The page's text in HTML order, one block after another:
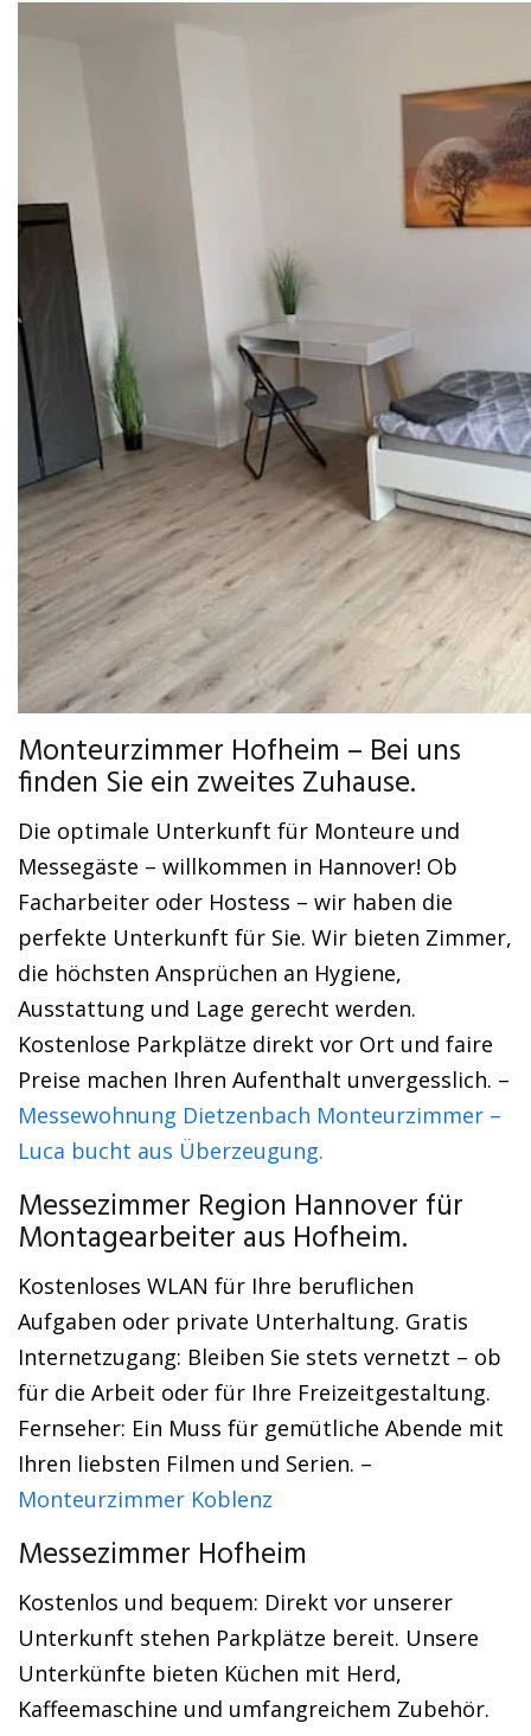
Monteurzimmer Hofheim – Bei uns
finden Sie ein zweites Zuhause.
Die optimale Unterkunft für Monteure und
Messegäste – willkommen in Hannover! Ob
Facharbeiter oder Hostess – wir haben die
perfekte Unterkunft für Sie. Wir bieten Zimmer,
die höchsten Ansprüchen an Hygiene,
Ausstattung und Lage gerecht werden.
Kostenlose Parkplätze direkt vor Ort und faire
Preise machen Ihren Aufenthalt unvergesslich. –
Messewohnung Dietzenbach Monteurzimmer –
Luca bucht aus Überzeugung.
Messezimmer Region Hannover für
Montagearbeiter aus Hofheim.
Kostenloses WLAN für Ihre beruflichen
Aufgaben oder private Unterhaltung. Gratis
Internetzugang: Bleiben Sie stets vernetzt – ob
für die Arbeit oder für Ihre Freizeitgestaltung.
Fernseher: Ein Muss für gemütliche Abende mit
Ihren liebsten Filmen und Serien. –
Monteurzimmer Koblenz
Messezimmer Hofheim
Kostenlos und bequem: Direkt vor unserer
Unterkunft stehen Parkplätze bereit. Unsere
Unterkünfte bieten Küchen mit Herd,
Kaffeemaschine und umfangreichem Zubehör.